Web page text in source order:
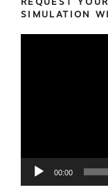
SIMULATION
00:00